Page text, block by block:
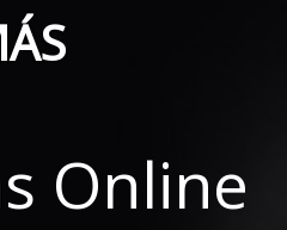
Online